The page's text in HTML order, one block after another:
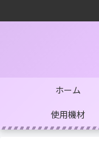
ホーム
使用機材